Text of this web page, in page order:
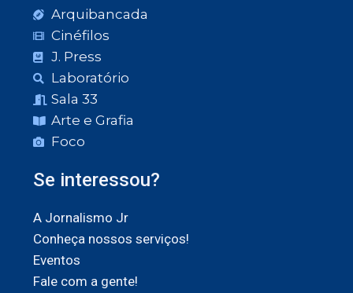
Arquibancada
Cinéfilos
J. Press
Laboratório
Sala 33
Arte e Grafia
Foco
Se interessou?
A Jornalismo Jr
Conheça nossos serviços!
Eventos
Fale com a gente!